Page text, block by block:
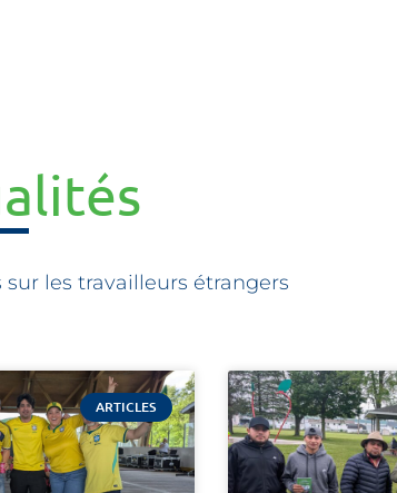
les travailleurs étrangers
ARTICLES